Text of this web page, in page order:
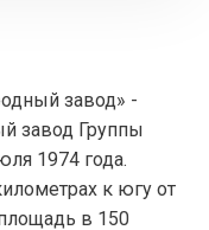
завод» -
завод Группы
1974 года.
к югу от
в 150